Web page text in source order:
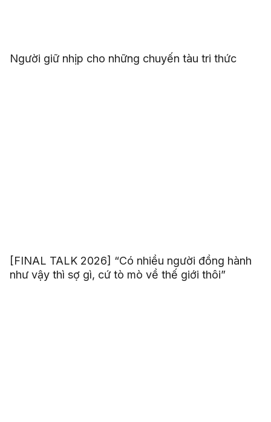
Người giữ nhịp cho những chuyến tàu tri thức
[FINAL TALK 2026] “Có nhiều người đồng hành
như vậy thì sợ gì, cứ tò mò về thế giới thôi”